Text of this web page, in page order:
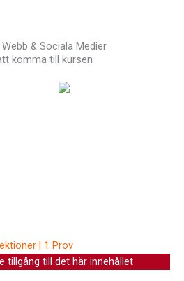
& Sociala Medier
komma till kursen
1 Prov
tillgång till det här innehållet